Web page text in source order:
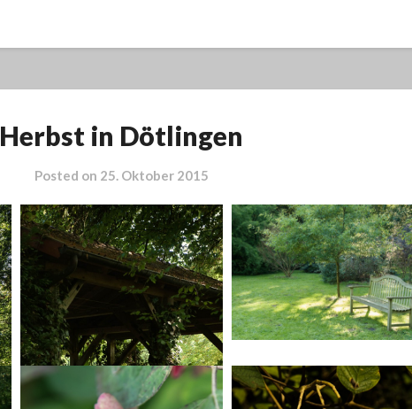
Herbst in Dötlingen
Posted on 25. Oktober 2015